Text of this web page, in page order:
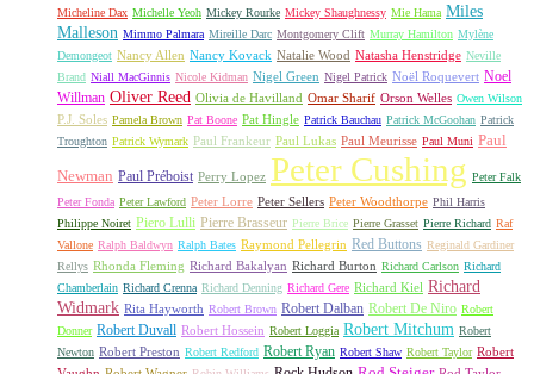
Micheline Dax Michelle Yeoh Mickey Rourke Mickey Shaughnessy Mie Hama Miles
Malleson Mimmo Palmara Mireille Darc Montgomery Clift Murray Hamilton Mylène
Demongeot Nancy Allen Nancy Kovack Natalie Wood Natasha Henstridge Neville
Brand Niall MacGinnis Nicole Kidman Nigel Green Nigel Patrick Noël Roquevert Noel
Willman Oliver Reed Olivia de Havilland Omar Sharif Orson Welles Owen Wilson
P.J. Soles Pamela Brown Pat Boone Pat Hingle Patrick Bauchau Patrick McGoohan Patrick
Troughton Patrick Wymark Paul Frankeur Paul Lukas Paul Meurisse Paul Muni Paul
Newman Paul Préboist Perry Lopez Peter Cushing Peter Falk
Peter Fonda Peter Lawford Peter Lorre Peter Sellers Peter Woodthorpe Phil Harris
Philippe Noiret Piero Lulli Pierre Brasseur Pierre Brice Pierre Grasset Pierre Richard Raf
Vallone Ralph Baldwyn Ralph Bates Raymond Pellegrin Red Buttons Reginald Gardiner
Rellys Rhonda Fleming Richard Bakalyan Richard Burton Richard Carlson Richard
Chamberlain Richard Crenna Richard Denning Richard Gere Richard Kiel Richard
Widmark Rita Hayworth Robert Brown Robert Dalban Robert De Niro Robert
Donner Robert Duvall Robert Hossein Robert Loggia Robert Mitchum Robert
Newton Robert Preston Robert Redford Robert Ryan Robert Shaw Robert Taylor Robert